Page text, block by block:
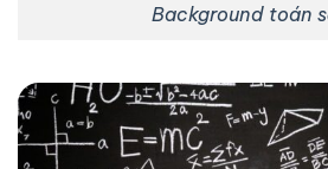
Background toán